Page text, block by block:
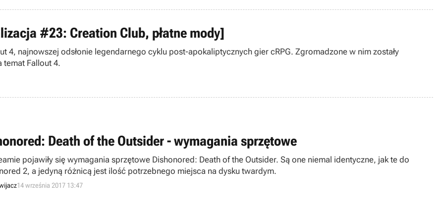
#23: Creation Club, płatne mody]
4, najnowszej odsłonie legendarnego cyklu post-apokaliptycznych gier cRPG. Zgromadzone w nim zostały
temat Fallout 4.
Death of the Outsider - wymagania sprzętowe
pojawiły się wymagania sprzętowe Dishonored: Death of the Outsider. Są one niemal identyczne, jak te do
2, a jedyną różnicą jest ilość potrzebnego miejsca na dysku twardym.
14 września 2017 13:47